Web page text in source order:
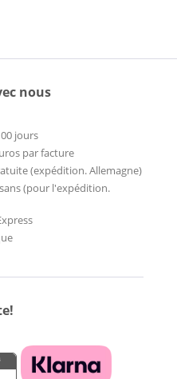
nous
jours
par facture
(expédition. Allemagne)
(pour l'expédition.